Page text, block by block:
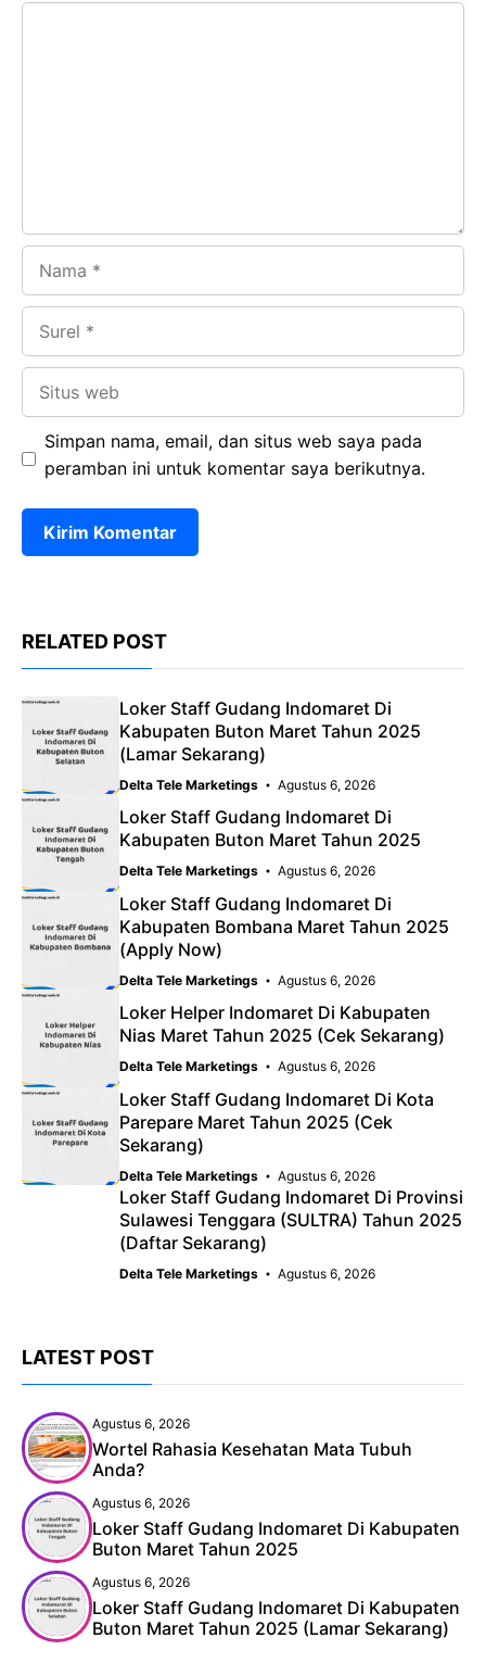
Simpan nama, email, dan situs web saya pada
peramban ini untuk komentar saya berikutnya.
RELATED POST
Loker Staff Gudang Indomaret Di
Kabupaten Buton Maret Tahun 2025
(Lamar Sekarang)
Delta Tele Marketings Agustus 6, 2026
Loker Staff Gudang Indomaret Di
Kabupaten Buton Maret Tahun 2025
Delta Tele Marketings Agustus 6, 2026
Loker Staff Gudang Indomaret Di
Kabupaten Bombana Maret Tahun 2025
(Apply Now)
Delta Tele Marketings Agustus 6, 2026
Loker Helper Indomaret Di Kabupaten
Nias Maret Tahun 2025 (Cek Sekarang)
Delta Tele Marketings Agustus 6, 2026
Loker Staff Gudang Indomaret Di Kota
Parepare Maret Tahun 2025 (Cek
Sekarang)
Delta Tele Marketings Agustus 6, 2026
Loker Staff Gudang Indomaret Di Provinsi
Sulawesi Tenggara (SULTRA) Tahun 2025
(Daftar Sekarang)
Delta Tele Marketings Agustus 6, 2026
LATEST POST
Agustus 6, 2026
Wortel Rahasia Kesehatan Mata Tubuh
Anda?
Agustus 6, 2026
Loker Staff Gudang Indomaret Di Kabupaten
Buton Maret Tahun 2025
Agustus 6, 2026
Loker Staff Gudang Indomaret Di Kabupaten
Buton Maret Tahun 2025 (Lamar Sekarang)